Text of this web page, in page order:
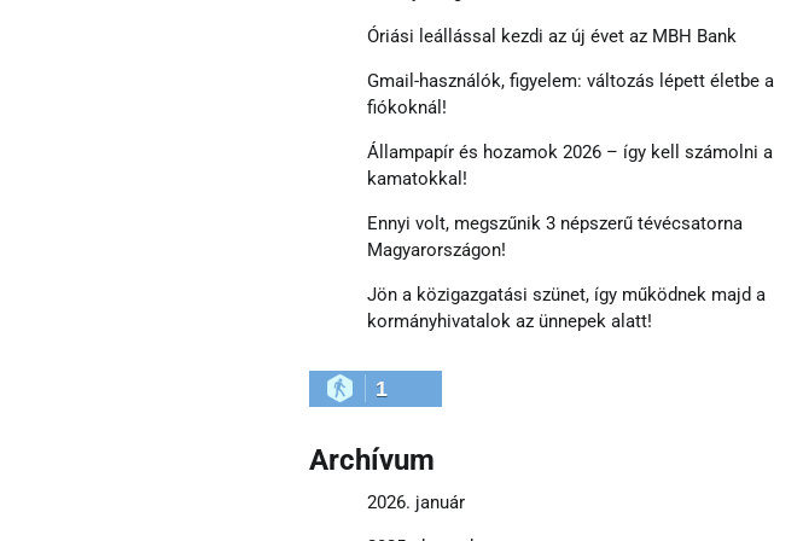
Óriási leállással kezdi az új évet az MBH Bank
Gmail-használók, figyelem: változás lépett életbe a
fiókoknál!
Állampapír és hozamok 2026 – így kell számolni a
kamatokkal!
Ennyi volt, megszűnik 3 népszerű tévécsatorna
Magyarországon!
Jön a közigazgatási szünet, így működnek majd a
kormányhivatalok az ünnepek alatt!
1
Archívum
2026. január